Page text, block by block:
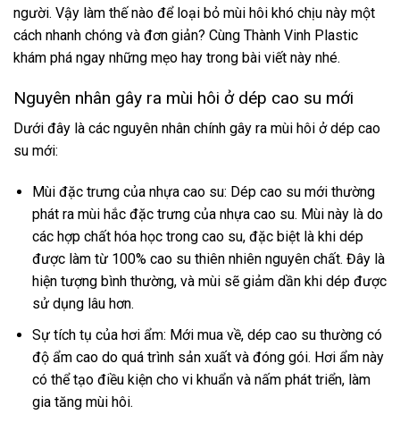
người. Vậy làm thế nào để loại bỏ mùi hôi khó chịu này một
cách nhanh chóng và đơn giản? Cùng Thành Vinh Plastic
khám phá ngay những mẹo hay trong bài viết này nhé.
Nguyên nhân gây ra mùi hôi ở dép cao su mới
Dưới đây là các nguyên nhân chính gây ra mùi hôi ở dép cao
su mới:
Mùi đặc trưng của nhựa cao su: Dép cao su mới thường
phát ra mùi hắc đặc trưng của nhựa cao su. Mùi này là do
các hợp chất hóa học trong cao su, đặc biệt là khi dép
được làm từ 100% cao su thiên nhiên nguyên chất. Đây là
hiện tượng bình thường, và mùi sẽ giảm dần khi dép được
sử dụng lâu hơn.
Sự tích tụ của hơi ẩm: Mới mua về, dép cao su thường có
độ ẩm cao do quá trình sản xuất và đóng gói. Hơi ẩm này
có thể tạo điều kiện cho vi khuẩn và nấm phát triển, làm
gia tăng mùi hôi.